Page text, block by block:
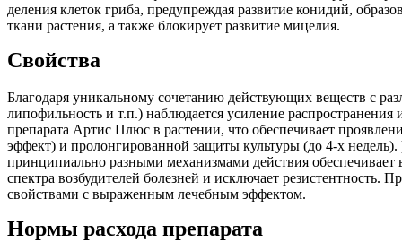
деления клеток гриба, предупреждая развитие конидий,
ткани растения, а также блокирует развитие мицелия.
Свойства
Благодаря уникальному сочетанию действующих веществ с
липофильность и т.п.) наблюдается усиление
препарата Артис Плюс в растении, что обеспечивает
эффект) и пролонгированной защиты культуры (до 4-х
принципиально разными механизмами действия
спектра возбудителей болезней и исключает резистентность.
свойствами с выраженным лечебным эффектом.
Нормы расхода препарата